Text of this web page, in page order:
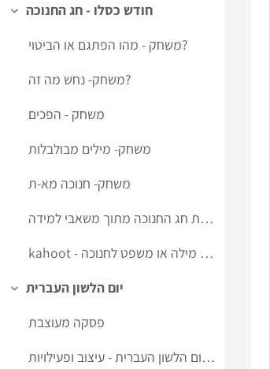
Collapse
חודש כסלו - חג החנוכה
משחק - מהו הפתגם או הביטוי?
משחק- נחש מה זה?
משחק - הפכים
משחק- מילים מבולבלות
משחק- חנוכה מא-ת
מצגת חג החנוכה מתוך משאבי למידה
kahoot - סידור מילה או משפט לחנוכה
Collapse
יום הלשון העברית
פִסקה מעוצבת
רעיונות ליום הלשון העברית - עיצוב ופעילויות